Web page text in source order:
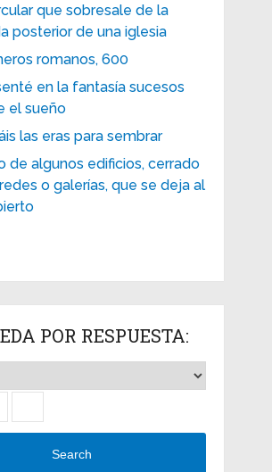
que sobresale de la
posterior de una iglesia
romanos, 600
en la fantasía sucesos
el sueño
las eras para sembrar
de algunos edificios, cerrado
o galerías, que se deja al
POR RESPUESTA:
Search